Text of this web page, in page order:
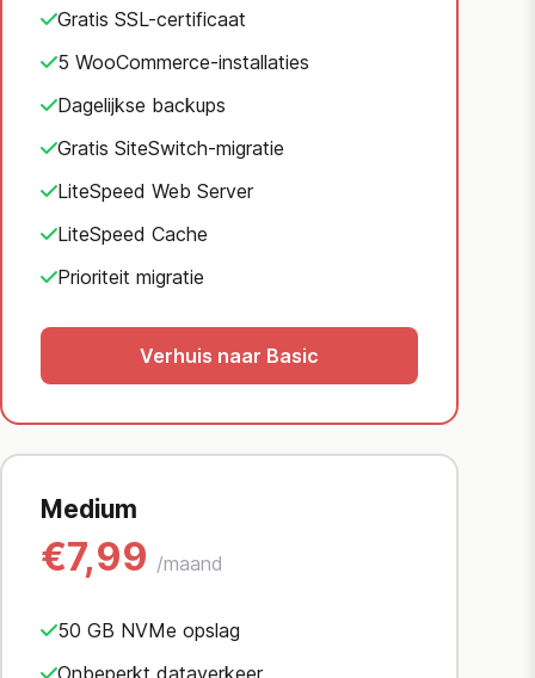
Gratis SSL-certificaat
5 WooCommerce-installaties
Dagelijkse backups
Gratis SiteSwitch-migratie
LiteSpeed Web Server
LiteSpeed Cache
Prioriteit migratie
Verhuis naar Basic
Medium
€7,99 /maand
50 GB NVMe opslag
Onbeperkt dataverkeer